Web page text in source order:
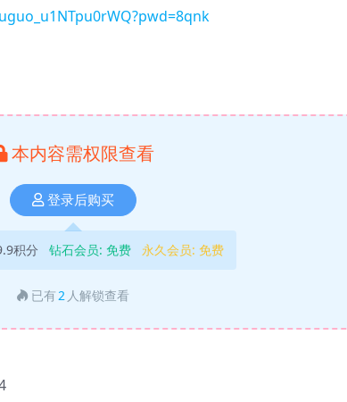
本内容需权限查看
登录后购买
积分 钻石会员: 免费 永久会员: 免费
已有2 人解锁查看